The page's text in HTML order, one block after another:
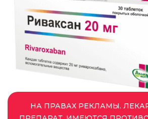
НА ПРАВАХ РЕКЛАМЫ.